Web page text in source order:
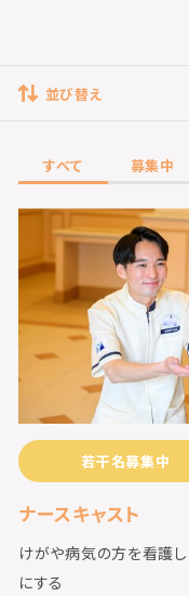
並び替え
すべて 募集中
若干名募集中
ナースキャスト
けがや病気の方を看護し
にする